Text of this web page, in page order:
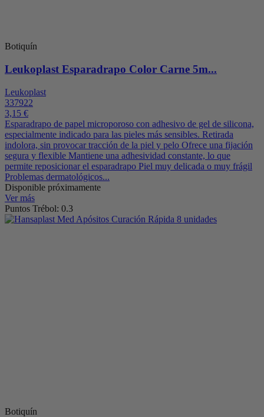
Botiquín
Leukoplast Esparadrapo Color Carne 5m...
Leukoplast
337922
3,15 €
Esparadrapo de papel microporoso con adhesivo de gel de silicona,
especialmente indicado para las pieles más sensibles. Retirada
indolora, sin provocar tracción de la piel y pelo Ofrece una fijación
segura y flexible Mantiene una adhesividad constante, lo que
permite reposicionar el esparadrapo Piel muy delicada o muy frágil
Problemas dermatológicos...
Disponible próximamente
Ver más
Puntos Trébol: 0.3
Botiquín